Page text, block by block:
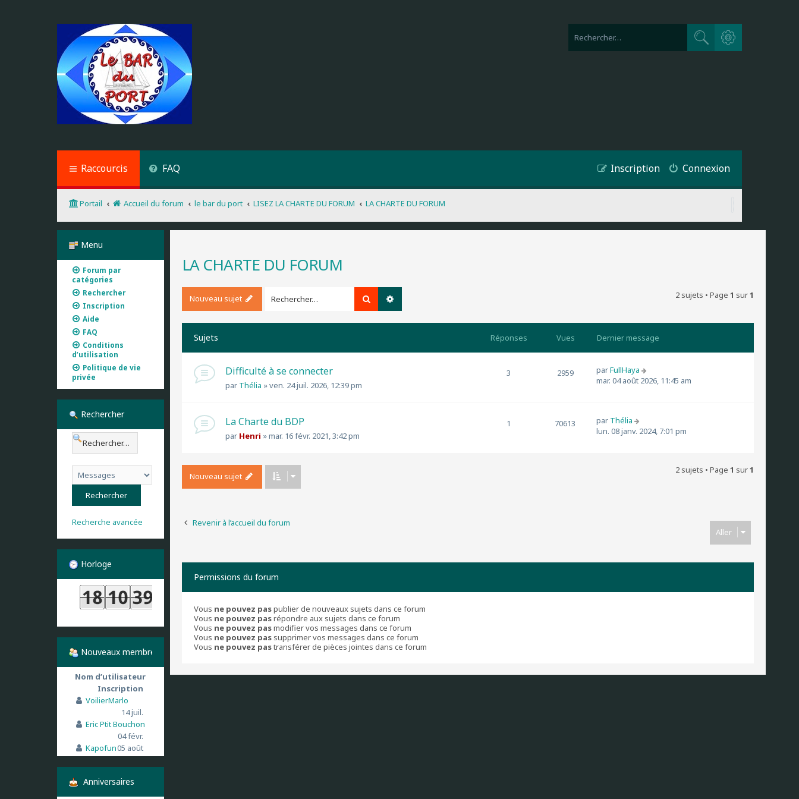
Rechercher
Recherche avancée
Raccourcis FAQ Connexion
Inscription
Portail Accueil du forum le bar du port LISEZ LA CHARTE DU FORUM LA CHARTE DU FORUM
LA CHARTE DU FORUM
Nouveau sujet Rechercher 2 sujets • Page 1 sur1
Sujets Réponses Vues Dernier message
Difficulté à se connecter
par Thélia »ven. 24 juil. 2026, 12:39 pm
3 2959 parFullHaya
mar. 04 août 2026, 11:45 am
La Charte du BDP
par Henri »mar. 16 févr. 2021, 3:42 pm
1 70613 par Thélia
lun. 08 janv. 2024, 7:01 pm
Nouveau sujet
2 sujets • Page 1 sur1
Revenir à l’accueil du forum
Aller
Permissions du forum
Vous ne pouvez paspublier de nouveaux sujets dans ce forum
Vous ne pouvez pasrépondre aux sujets dans ce forum
Vous ne pouvez pasmodifier vos messages dans ce forum
Vous ne pouvez pas supprimer vos messages dans ce forum
Vous ne pouvez pastransférer de pièces jointes dans ce forum
Menu
Forum par
catégories
Rechercher
Inscription
Aide
FAQ
Conditions
d’utilisation
Politique de vie
privée
Rechercher
Recherche avancée
Horloge
Nouveaux membres
Nom d’utilisateur
Inscription
VoilierMarlo
14 juil.
Eric Ptit Bouchon
04 févr.
Kapofun05 août
Anniversaires